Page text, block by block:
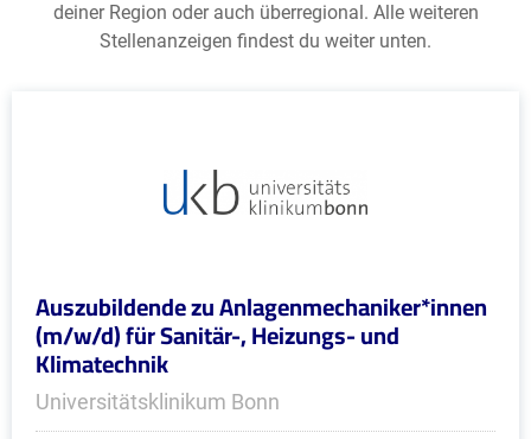
deiner Region oder auch überregional. Alle weiteren
Stellenanzeigen findest du weiter unten.
Auszubildende zu Anlagenmechaniker*innen
(m/w/d) für Sanitär-, Heizungs- und
Klimatechnik
Universitätsklinikum Bonn